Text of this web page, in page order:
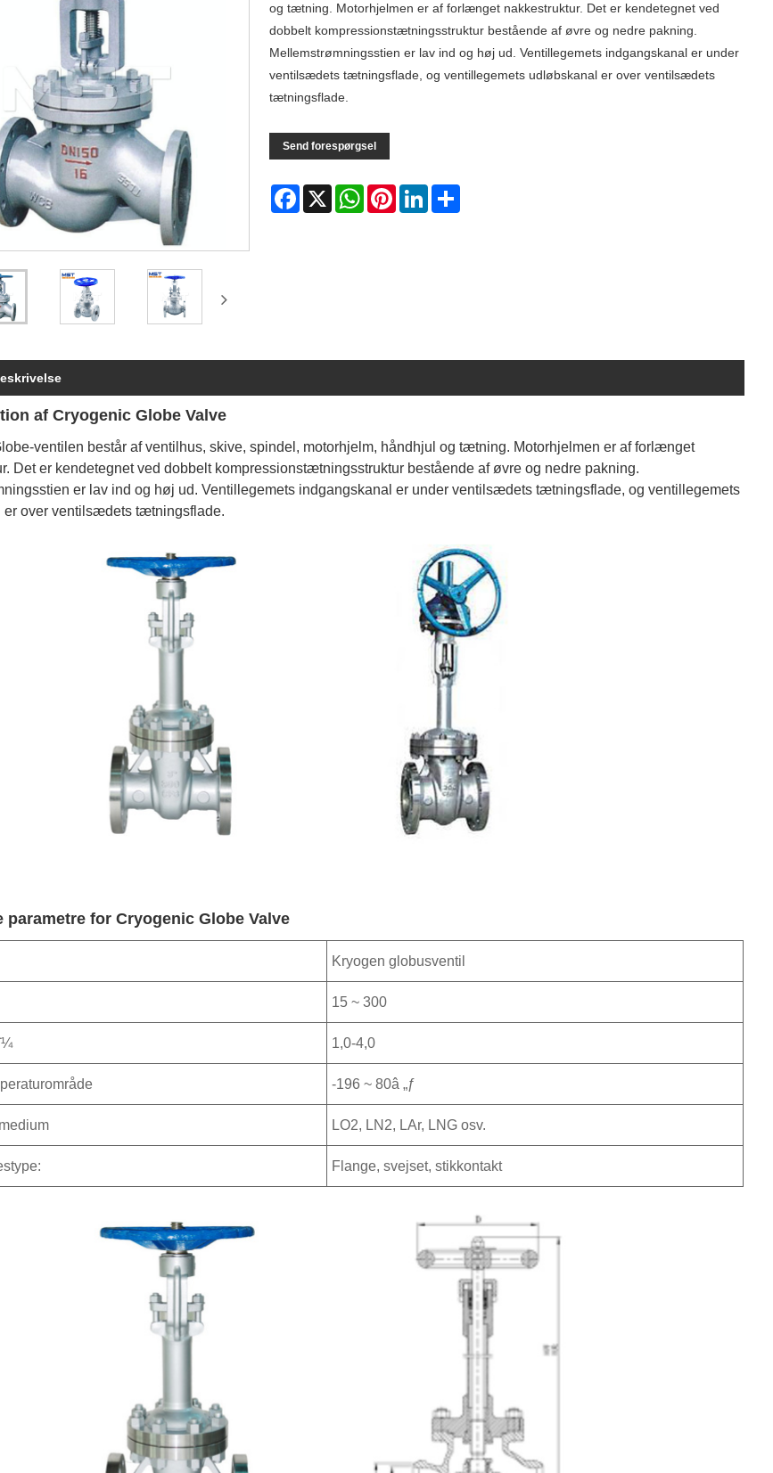
og tætning. Motorhjelmen er af forlænget nakkestruktur. Det er kendetegnet ved
dobbelt kompressionstætningsstruktur bestående af øvre og nedre pakning.
Mellemstrømningsstien er lav ind og høj ud. Ventillegemets indgangskanal er under
ventilsædets tætningsflade, og ventillegemets udløbskanal er over ventilsædets
tætningsflade.
Send forespørgsel
Facebook
X WhatsAppPinterestLinkedIn
af Cryogenic Globe Valve
ventilen består af ventilhus, skive, spindel, motorhjelm, håndhjul og tætning. Motorhjelmen er af forlænget
Det er kendetegnet ved dobbelt kompressionstætningsstruktur bestående af øvre og nedre pakning.
er lav ind og høj ud. Ventillegemets indgangskanal er under ventilsædets tætningsflade, og ventillegemets
er over ventilsædets tætningsflade.
parametre for Cryogenic Globe Valve
Kryogen globusventil
15 ~ 300
1,0-4,0
-196 ~ 80â „ƒ
LO2, LN2, LAr, LNG osv.
Flange, svejset, stikkontakt